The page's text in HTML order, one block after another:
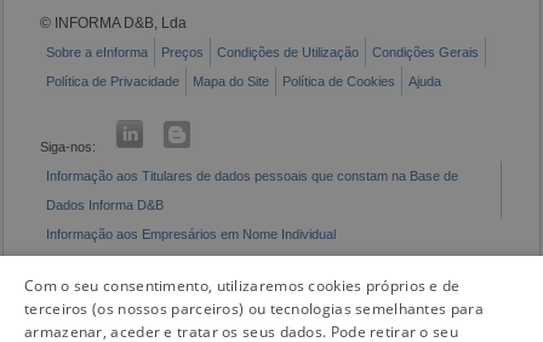
© INFORMA D&B, Lda
Sobre a eInforma Preços Condições de Utilização
Condições Gerais
Política de Privacidade
Mapa do Site Política de Cookies Ajuda
Siga-nos:
Informação aos Titulares de dados pessoais que constam na Base de
Dados Informa D&B
Informação aos Empresários em Nome Individual
Com o seu consentimento, utilizaremos cookies próprios e de
terceiros (os nossos parceiros) ou tecnologias semelhantes para
armazenar, aceder e tratar os seus dados. Pode retirar o seu